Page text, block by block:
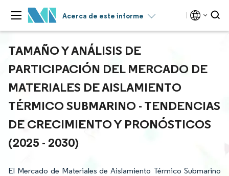
Acerca de este informe
TAMAÑO Y ANÁLISIS DE
PARTICIPACIÓN DEL MERCADO DE
MATERIALES DE AISLAMIENTO
TÉRMICO SUBMARINO - TENDENCIAS
DE CRECIMIENTO Y PRONÓSTICOS
(2025 - 2030)
El Mercado de Materiales de Aislamiento Térmico Submarino